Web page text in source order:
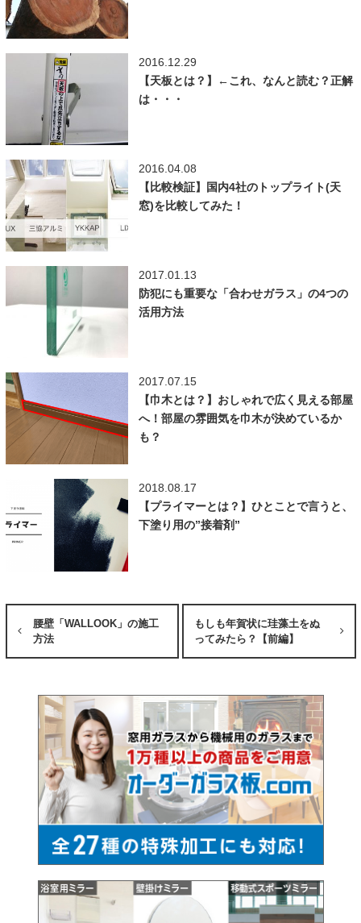
2016.12.29
【天板とは？】←これ、なんと読む？正解
は・・・
2016.04.08
【比較検証】国内4社のトップライト(天
窓)を比較してみた！
2017.01.13
防犯にも重要な「合わせガラス」の4つの
活用方法
2017.07.15
【巾木とは？】おしゃれで広く見える部屋
へ！部屋の雰囲気を巾木が決めているか
も？
2018.08.17
【プライマーとは？】ひとことで言うと、
下塗り用の”接着剤”
腰壁「WALLOOK」の施工
方法
もしも年賀状に珪藻土をぬ
ってみたら？【前編】